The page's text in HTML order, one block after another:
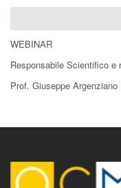
WEBINAR
Responsabile Scientifico e
Prof. Giuseppe Argenziano